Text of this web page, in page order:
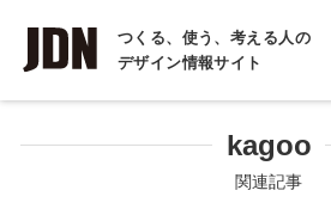
つくる、使う、考える人の
デザイン情報サイト
INTERVIEW
インタビュー
kagoo
関連記事